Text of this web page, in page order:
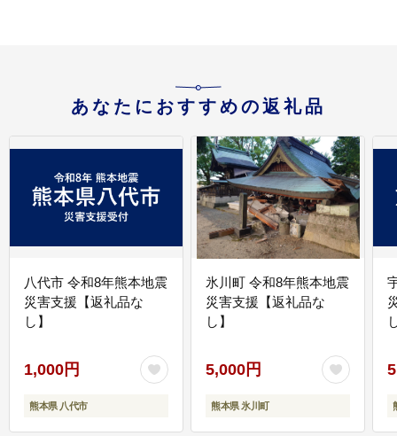
あなたにおすすめの返礼品
八代市 令和8年熊本地震
災害支援【返礼品な
し】
1,000円
熊本県 八代市
氷川町 令和8年熊本地震
災害支援【返礼品な
し】
5,000円
熊本県 氷川町